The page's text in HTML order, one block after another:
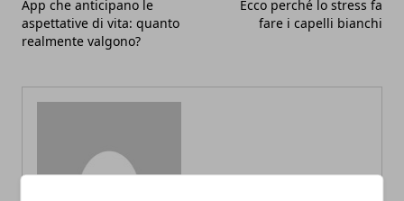
App che anticipano le
aspettative di vita: quanto
realmente valgono?
Ecco perché lo stress fa
fare i capelli bianchi